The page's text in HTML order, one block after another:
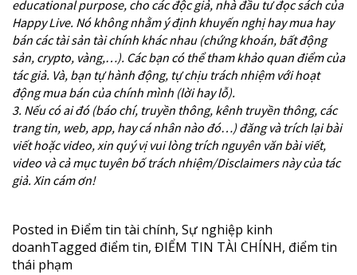
educational purpose, cho các độc giả, nhà đầu tư đọc sách của
Happy Live. Nó không nhằm ý định khuyến nghị hay mua hay
bán các tài sản tài chính khác nhau (chứng khoán, bất động
sản, crypto, vàng,…). Các bạn có thể tham khảo quan điểm của
tác giả. Và, bạn tự hành động, tự chịu trách nhiệm với hoạt
động mua bán của chính mình (lời hay lỗ).
3. Nếu có ai đó (báo chí, truyền thông, kênh truyền thông, các
trang tin, web, app, hay cá nhân nào đó…) đăng và trích lại bài
viết hoặc video, xin quý vị vui lòng trích nguyên văn bài viết,
video và cả mục tuyên bố trách nhiệm/Disclaimers này của tác
giả. Xin cám ơn!
Posted in Điểm tin tài chính, Sự nghiệp kinh
doanhTagged điểm tin, ĐIỂM TIN TÀI CHÍNH, điểm tin
thái phạm